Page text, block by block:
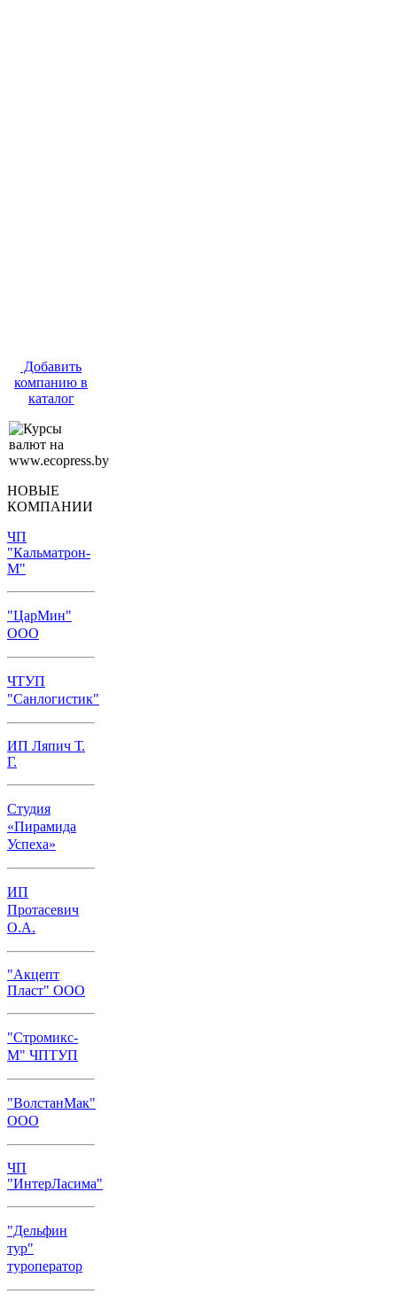
Добавить
компанию в
каталог
НОВЫЕ
КОМПАНИИ
ЧП
"Кальматрон-
М"
"ЦарМин"
ООО
ЧТУП
"Санлогистик"
ИП Ляпич Т.
Г.
Студия
«Пирамида
Успеха»
ИП
Протасевич
О.А.
"Акцепт
Пласт" ООО
"Стромикс-
М" ЧПТУП
"ВолстанМак"
ООО
ЧП
"ИнтерЛасима"
"Дельфин
тур"
туроператор